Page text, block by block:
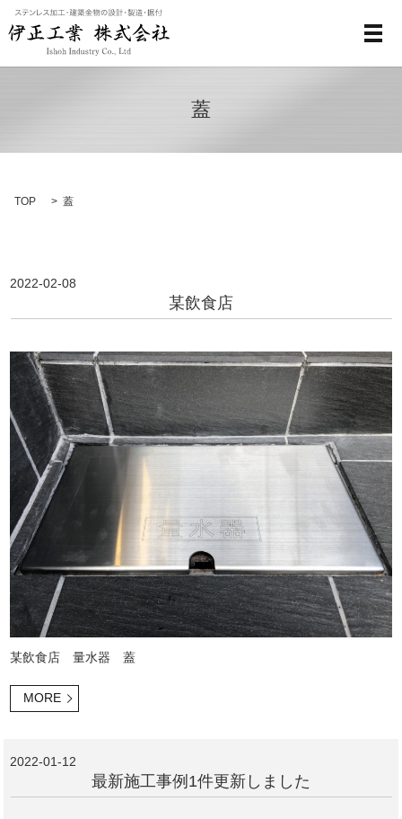
メ
蓋
TOP 蓋
2022-02-08
某飲食店
某飲食店 量水器 蓋
MORE
2022-01-12
最新施工事例1件更新しました